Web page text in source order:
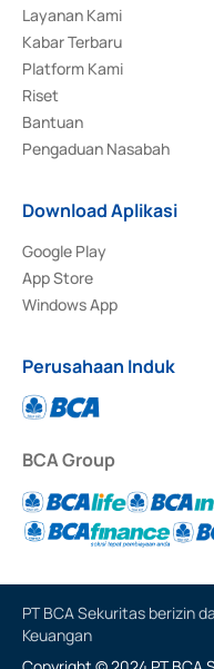
Layanan Kami
Kabar Terbaru
Platform Kami
Riset
Bantuan
Pengaduan Nasabah
Download Aplikasi
Google Play
App Store
Windows App
Perusahaan Induk
BCA Group
PT BCA Sekuritas berizin
Keuangan